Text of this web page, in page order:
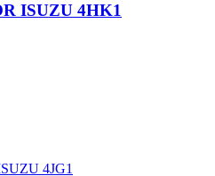
ISUZU 4HK1